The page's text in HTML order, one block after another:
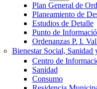
Plan General de
Planeamiento de
Estudios de Detalle
Punto de
Ordenanzas P. I.
Bienestar Social, Sanidad
Centro de
Sanidad
Consumo